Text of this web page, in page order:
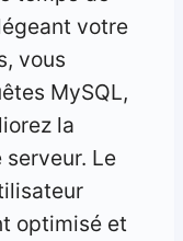
votre
vous
MySQL,
la
Le
optimisé et